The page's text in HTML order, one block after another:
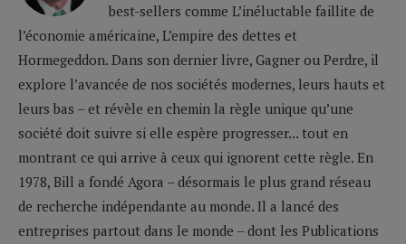
best-sellers comme L’inéluctable faillite de
l’économie américaine, L’empire des dettes et
Hormegeddon. Dans son dernier livre, Gagner ou Perdre, il
explore l’avancée de nos sociétés modernes, leurs hauts et
leurs bas – et révèle en chemin la règle unique qu’une
société doit suivre si elle espère progresser... tout en
montrant ce qui arrive à ceux qui ignorent cette règle. En
1978, Bill a fondé Agora – désormais le plus grand réseau
de recherche indépendante au monde. Il a lancé des
entreprises partout dans le monde – dont les Publications